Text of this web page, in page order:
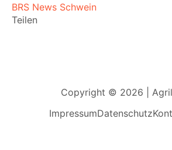
BRS News Schwein
Teilen
Copyright © 2026 |
ImpressumDatenschutz